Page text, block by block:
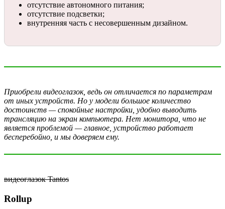
отсутствие автономного питания;
отсутствие подсветки;
внутренняя часть с несовершенным дизайном.
Приобрели видеоглазок, ведь он отличается по параметрам
от иных устройств. Но у модели большое количество
достоинств — спокойные настройки, удобно выводить
трансляцию на экран компьютера. Нет монитора, что не
является проблемой — главное, устройство работает
бесперебойно, и мы доверяем ему.
видеоглазок Tantos
Rollup